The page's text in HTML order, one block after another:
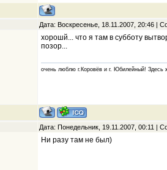
Дата: Воскресенье, 18.11.2007, 20:46 |
хорошй... что я там в субботу
позор...
очень люблю г.Коровёв и г. Юбилейный! Здесь
Дата: Понедельник, 19.11.2007, 00:11 |
Ни разу там не был)